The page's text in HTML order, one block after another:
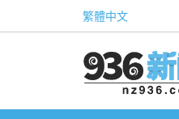
繁體中文